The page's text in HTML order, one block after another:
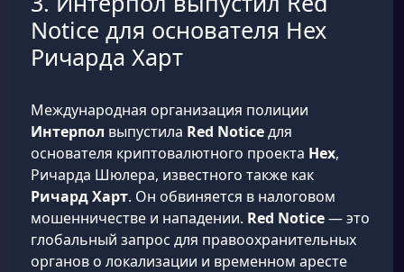
Notice для основателя Hex
Ричарда Харт
Международная организация полиции
Интерпол выпустила Red Noticeдля
основателя криптовалютного проекта Hex,
Ричарда Шюлера, известного также как
Ричард Харт. Он обвиняется в налоговом
мошенничестве и нападении. Red Notice— это
глобальный запрос для правоохранительных
органов о локализации и временном аресте